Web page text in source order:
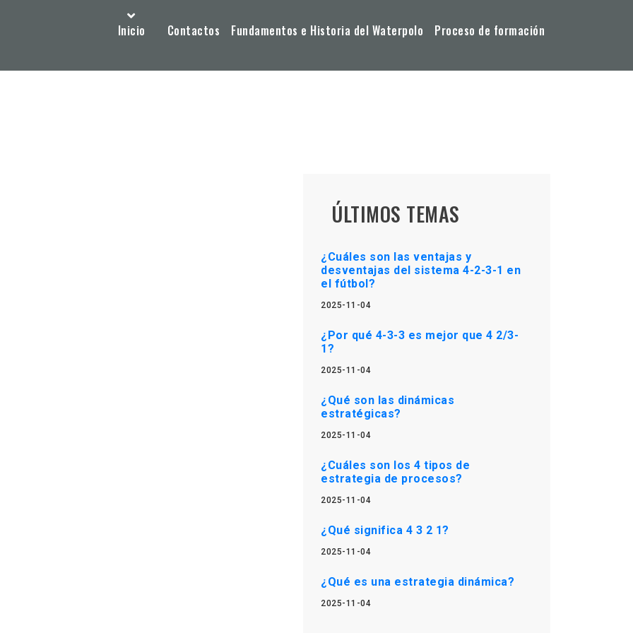
Inicio Contactos Fundamentos e Historia del Waterpolo Proceso de formación
ÚLTIMOS TEMAS
¿Cuáles son las ventajas y
desventajas del sistema 4-2-3-1 en
el fútbol?
2025-11-04
¿Por qué 4-3-3 es mejor que 4 2/3-
1?
2025-11-04
¿Qué son las dinámicas
estratégicas?
2025-11-04
¿Cuáles son los 4 tipos de
estrategia de procesos?
2025-11-04
¿Qué significa 4 3 2 1?
2025-11-04
¿Qué es una estrategia dinámica?
2025-11-04